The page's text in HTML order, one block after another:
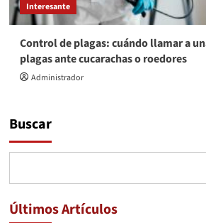
Interesante
Control de plagas: cuándo llamar a
plagas ante cucarachas o roedores
Administrador
Buscar
Últimos Artículos